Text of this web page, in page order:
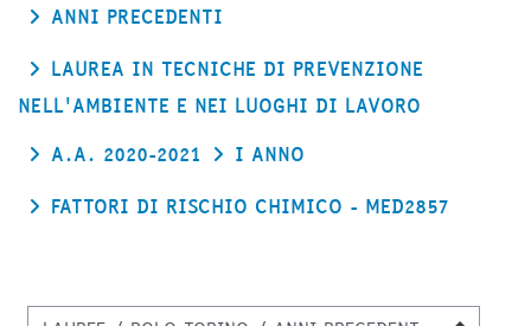
ANNI PRECEDENTI
LAUREA IN TECNICHE DI PREVENZIONE
NELL'AMBIENTE E NEI LUOGHI DI LAVORO
A.A. 2020-2021
I ANNO
FATTORI DI RISCHIO CHIMICO - MED2857